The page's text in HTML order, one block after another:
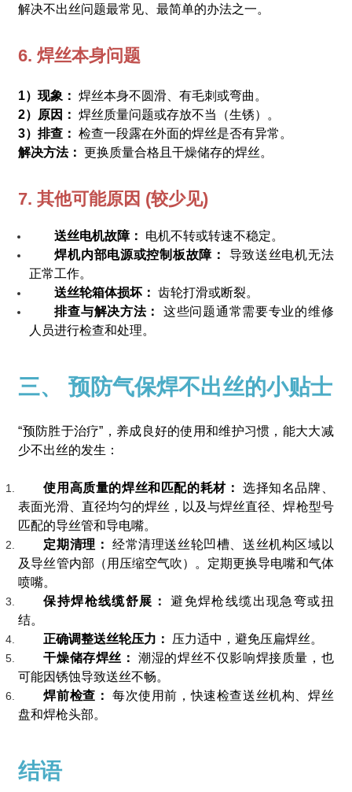
解决不出丝问题最常见、最简单的办法之一。
6. 焊丝本身问题
1）现象： 焊丝本身不圆滑、有毛刺或弯曲。
2）原因：焊丝质量问题或存放不当（生锈）。
3）排查：检查一段露在外面的焊丝是否有异常。
解决方法：更换质量合格且干燥储存的焊丝。
7. 其他可能原因 (较少见)
送丝电机故障： 电机不转或转速不稳定。
焊机内部电源或控制板故障：
导致送丝电机无法
正常工作。
送丝轮箱体损坏：齿轮打滑或断裂。
排查与解决方法： 这些问题通常需要专业的维修
人员进行检查和处理。
三、 预防气保焊不出丝的小贴士
“预防胜于治疗”，养成良好的使用和维护习惯，能大大减
少不出丝的发生：
使用高质量的焊丝和匹配的耗材：选择知名品牌、
表面光滑、直径均匀的焊丝，以及与焊丝直径、焊枪型号
匹配的导丝管和导电嘴。
定期清理： 经常清理送丝轮凹槽、送丝机构区域以
及导丝管内部（用压缩空气吹）。定期更换导电嘴和气体
喷嘴。
保持焊枪线缆舒展：
避免焊枪线缆出现急弯或扭
结。
正确调整送丝轮压力： 压力适中，避免压扁焊丝。
干燥储存焊丝：潮湿的焊丝不仅影响焊接质量，也
可能因锈蚀导致送丝不畅。
焊前检查： 每次使用前，快速检查送丝机构、焊丝
盘和焊枪头部。
结语